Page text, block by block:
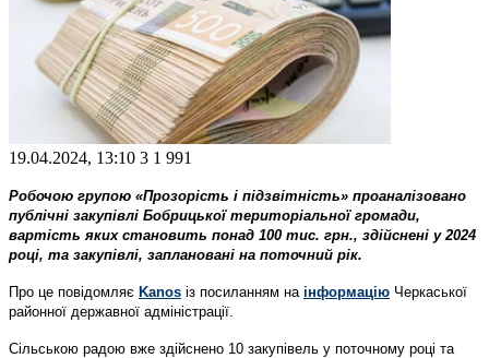
19.04.2024, 13:10 3 1 991
Робочою групою «Прозорість і підзвітність» проаналізовано
публічні закупівлі Бобрицької територіальної громади,
вартість яких становить понад 100 тис. грн., здійснені у 2024
році, та закупівлі, заплановані на поточний рік.
Про це повідомляє Kanos із посиланням на інформацію Черкаської
районної державної адміністрації.
Сільською радою вже здійснено 10 закупівель у поточному році та